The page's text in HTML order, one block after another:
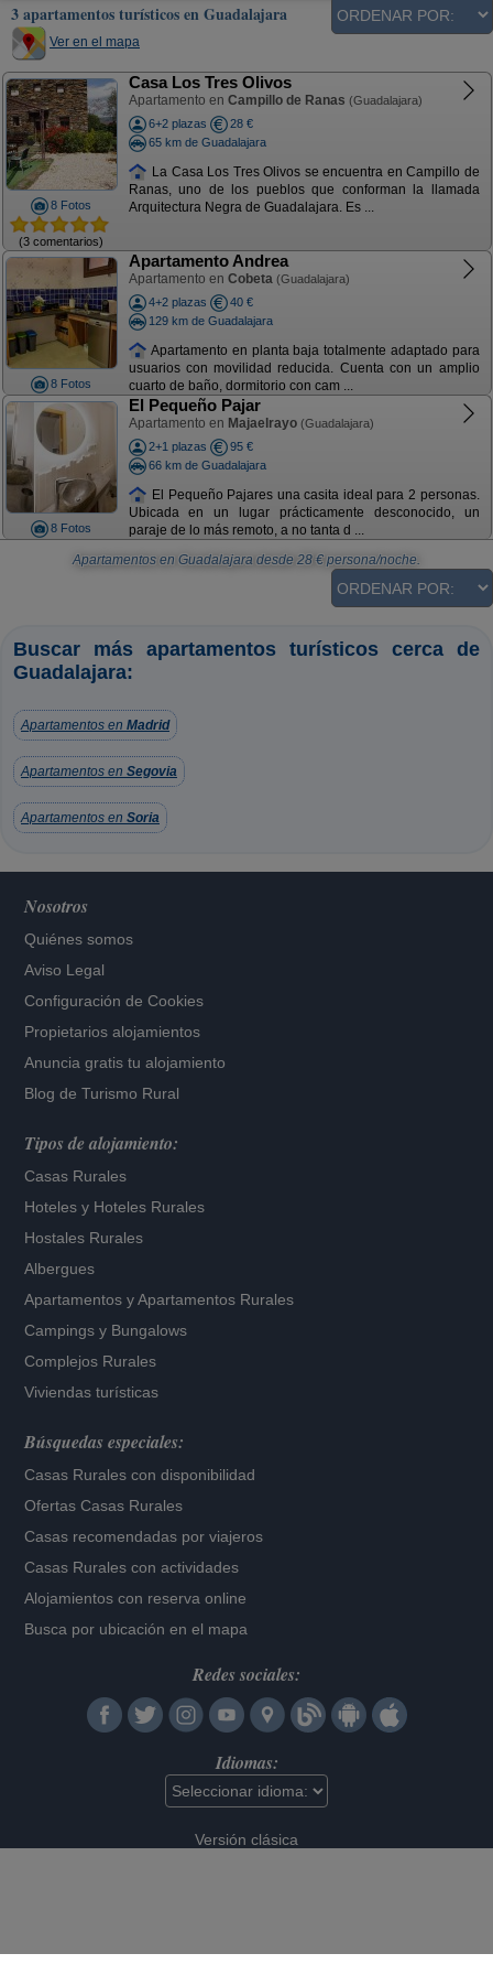
3 apartamentos turísticos en Guadalajara
Ver en el mapa
8 Fotos
(3 comentarios)
Casa Los Tres Olivos
Apartamento en Campillo de Ranas (Guadalajara)
6+2 plazas
28 €
65 km de Guadalajara
La Casa Los Tres Olivos se encuentra en Campillo de
Ranas, uno de los pueblos que conforman la llamada
Arquitectura Negra de Guadalajara. Es ...
8 Fotos
Apartamento Andrea
Apartamento en Cobeta (Guadalajara)
4+2 plazas
40 €
129 km de Guadalajara
Apartamento en planta baja totalmente adaptado para
usuarios con movilidad reducida. Cuenta con un amplio
cuarto de baño, dormitorio con cam ...
8 Fotos
El Pequeño Pajar
Apartamento en Majaelrayo (Guadalajara)
2+1 plazas
95 €
66 km de Guadalajara
El Pequeño Pajares una casita ideal para 2 personas.
Ubicada en un lugar prácticamente desconocido, un
paraje de lo más remoto, a no tanta d ...
Apartamentos en Guadalajara desde 28 € persona/noche.
Buscar más apartamentos turísticos cerca de
Guadalajara:
Apartamentos en Madrid
Apartamentos en Segovia
Apartamentos en Soria
Nosotros
Quiénes somos
Aviso Legal
Configuración de Cookies
Propietarios alojamientos
Anuncia gratis tu alojamiento
Blog de Turismo Rural
Tipos de alojamiento:
Casas Rurales
Hoteles y Hoteles Rurales
Hostales Rurales
Albergues
Apartamentos yApartamentos Rurales
Campings y Bungalows
Complejos Rurales
Viviendas turísticas
Búsquedas especiales:
Casas Rurales con disponibilidad
Ofertas Casas Rurales
Casas recomendadas por viajeros
Casas Rurales con actividades
Alojamientos con reserva online
Busca por ubicación en el mapa
Redes sociales:
Idiomas:
Versión clásica